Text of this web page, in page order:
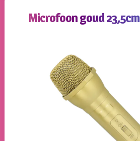
Verhuur apparatuur
Klantenservice
Microfoon goud 23,5cm